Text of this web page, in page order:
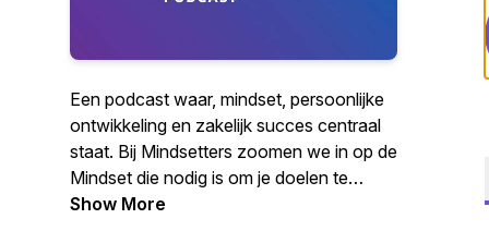
Een podcast waar, mindset, persoonlijke
ontwikkeling en zakelijk succes centraal
staat. Bij Mindsetters zoomen we in op de
Mindset die nodig is om je doelen te
bereiken. We interviewen buitengewone
Show More